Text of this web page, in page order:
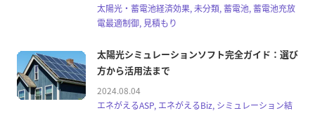
太陽光・蓄電池経済効果, 未分類, 蓄電池, 蓄電池充放
電最適制御, 見積もり
太陽光シミュレーションソフト完全ガイド：選び
方から活用法まで
2024.08.04
エネがえるASP, エネがえるBiz, シミュレーション結